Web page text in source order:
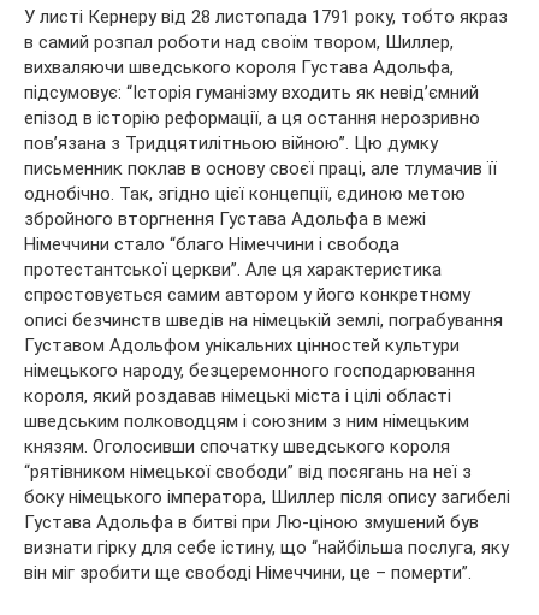
У листі Кернеру від 28 листопада 1791 року, тобто якраз
в самий розпал роботи над своїм твором, Шиллер,
вихваляючи шведського короля Густава Адольфа,
підсумовує: “Історія гуманізму входить як невід’ємний
епізод в історію реформації, а ця остання нерозривно
пов’язана з Тридцятилітньою війною”. Цю думку
письменник поклав в основу своєї праці, але тлумачив її
однобічно. Так, згідно цієї концепції, єдиною метою
збройного вторгнення Густава Адольфа в межі
Німеччини стало “благо Німеччини і свобода
протестантської церкви”. Але ця характеристика
спростовується самим автором у його конкретному
описі безчинств шведів на німецькій землі, пограбування
Густавом Адольфом унікальних цінностей культури
німецького народу, безцеремонного господарювання
короля, який роздавав німецькі міста і цілі області
шведським полководцям і союзним з ним німецьким
князям. Оголосивши спочатку шведського короля
“рятівником німецької свободи” від посягань на неї з
боку німецького імператора, Шиллер після опису загибелі
Густава Адольфа в битві при Лю-ціною змушений був
визнати гірку для себе істину, що “найбільша послуга, яку
він міг зробити ще свободі Німеччини, це – померти”.